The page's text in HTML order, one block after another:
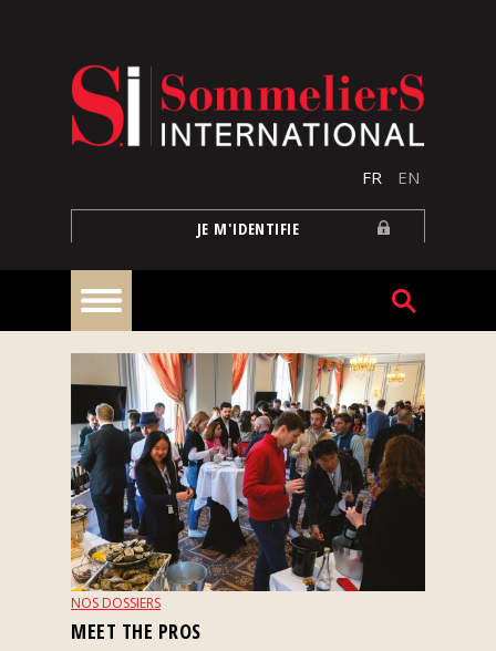
FR EN
JE M'IDENTIFIE
la
une
Reportages
Nos
événements
Spiritueux
NOS DOSSIERS
MEET THE PROS